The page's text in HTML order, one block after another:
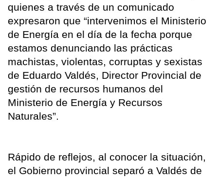
quienes a través de un comunicado
expresaron que “intervenimos el Ministerio
de Energía en el día de la fecha porque
estamos denunciando las prácticas
machistas, violentas, corruptas y sexistas
de Eduardo Valdés, Director Provincial de
gestión de recursos humanos del
Ministerio de Energía y Recursos
Naturales”.
Rápido de reflejos, al conocer la situación,
el Gobierno provincial separó a Valdés de